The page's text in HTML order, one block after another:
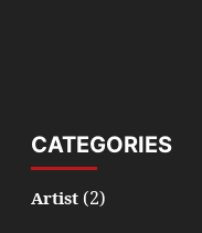
CATEGORIES
Artist(2)